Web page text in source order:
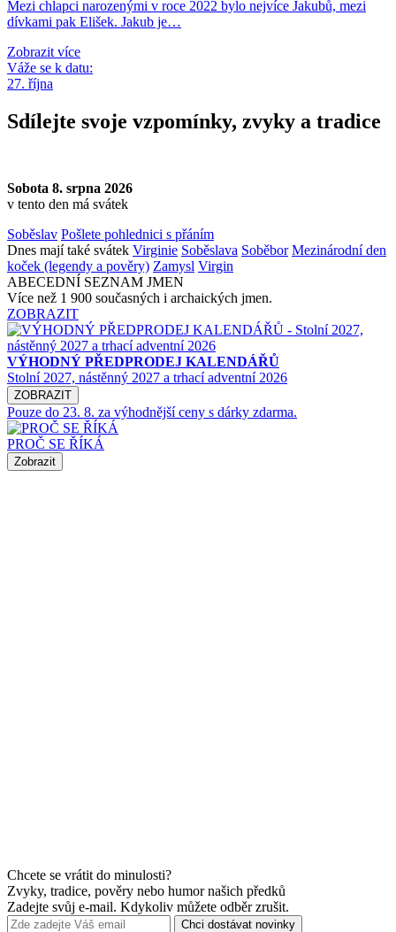
Mezi chlapci narozenými v roce 2022 bylo nejvíce Jakubů, mezi
dívkami pak Elišek. Jakub je…
Zobrazit více
Váže se k datu:
27. října
Sdílejte svoje vzpomínky, zvyky a tradice
Sobota 8. srpna 2026
v tento den má svátek
Soběslav Pošlete pohlednici s přáním
Dnes mají také svátek Virginie Soběslava Soběbor Mezinárodní den
koček (legendy a pověry) Zamysl Virgin
ABECEDNÍ SEZNAM JMEN
Více než 1 900 současných i archaických jmen.
ZOBRAZIT
VÝHODNÝ PŘEDPRODEJ KALENDÁŘŮ
Stolní 2027, nástěnný 2027 a trhací adventní 2026
ZOBRAZIT
Pouze do 23. 8. za výhodnější ceny s dárky zdarma.
PROČ SE ŘÍKÁ
Zobrazit
Chcete se vrátit do minulosti?
Zvyky, tradice, pověry nebo humor našich předků
Zadejte svůj e-mail. Kdykoliv můžete odběr zrušit.
Chci dostávat novinky